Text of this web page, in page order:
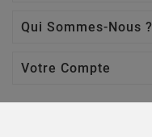
Qui Sommes-Nous ?
Votre Compte